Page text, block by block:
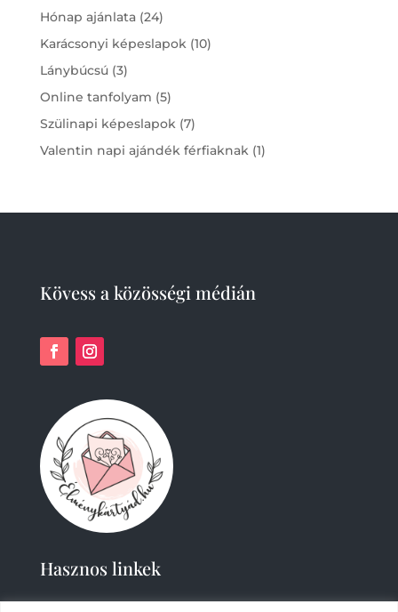
Hónap ajánlata 2424
products
Karácsonyi képeslapok 1010
Lánybúcsú 33
products
Online tanfolyam 55
products
Szülinapi képeslapok 77
products
Valentin napi ajándék férfiaknak 11
Kövess a közösségi médián
Hasznos linkek